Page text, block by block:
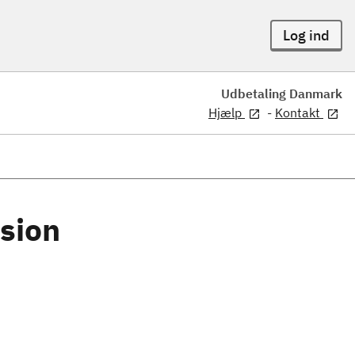
Log ind
Udbetaling Danmark
Hjælp
- Kontakt